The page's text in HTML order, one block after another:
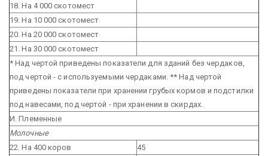
18. На 4 000 скотомест
19. На 10 000 скотомест
20. На 20 000 скотомест
21. На 30 000 скотомест
* Над чертой приведены показатели для зданий без чердаков,
под чертой - с используемыми чердаками. ** Над чертой
приведены показатели при хранении грубых кормов и подстилки
под навесами, под чертой - при хранении в скирдах.
И. Племенные
Молочные
22. На 400 коров
45